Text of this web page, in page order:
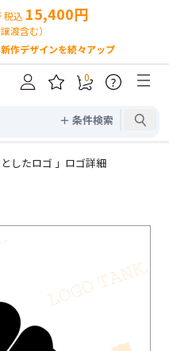
税込 15,400円
渡含む）
新作デザインを続々アップ
＋ 条件検索
0 ?
したロゴ 」ロゴ詳細